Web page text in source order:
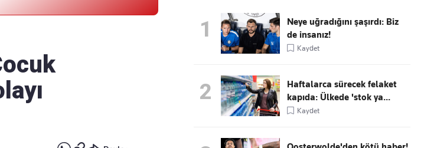
1
Neye uğradığını şaşırdı: Biz
de insanız!
Kaydet
2
Haftalarca sürecek felaket
kapıda: Ülkede 'stok ya...
Kaydet